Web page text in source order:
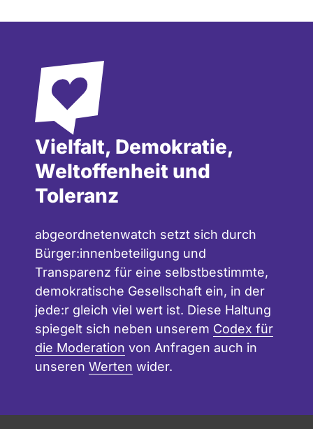
Vielfalt, Demokratie,
Weltoffenheit und
Toleranz
abgeordnetenwatch setzt sich durch
Bürger:innenbeteiligung und
Transparenz für eine selbstbestimmte,
demokratische Gesellschaft ein, in der
jede:r gleich viel wert ist. Diese Haltung
spiegelt sich neben unserem Codex für
die Moderation von Anfragen auch in
unseren Werten wider.